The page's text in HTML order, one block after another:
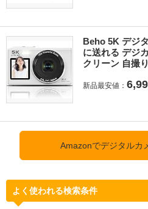
Beho 5K デジ
に送れる デジ
クリーン 自撮
新品最安値：
Amazonでデジタルカ
よく使われる検索条件